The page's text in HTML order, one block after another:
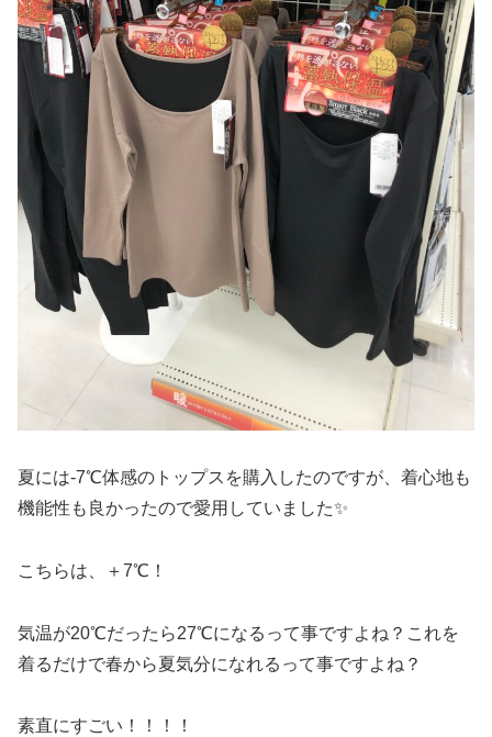
夏には-7℃体感のトップスを購入したのですが、着心地も
機能性も良かったので愛用していました✨
こちらは、＋7℃！
気温が20℃だったら27℃になるって事ですよね？これを
着るだけで春から夏気分になれるって事ですよね？
素直にすごい！！！！